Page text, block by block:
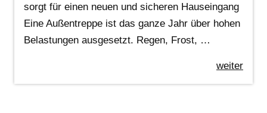
sorgt für einen neuen und sicheren Hauseingang
Eine Außentreppe ist das ganze Jahr über hohen
Belastungen ausgesetzt. Regen, Frost, …
weiter